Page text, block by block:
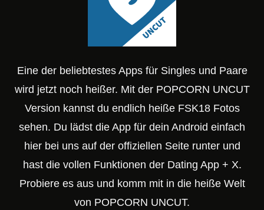
Eine der beliebtestes Apps für Singles und Paare
wird jetzt noch heißer. Mit der POPCORN UNCUT
Version kannst du endlich heiße FSK18 Fotos
sehen. Du lädst die App für dein Android einfach
hier bei uns auf der offiziellen Seite runter und
hast die vollen Funktionen der Dating App + X.
Probiere es aus und komm mit in die heiße Welt
von POPCORN UNCUT.